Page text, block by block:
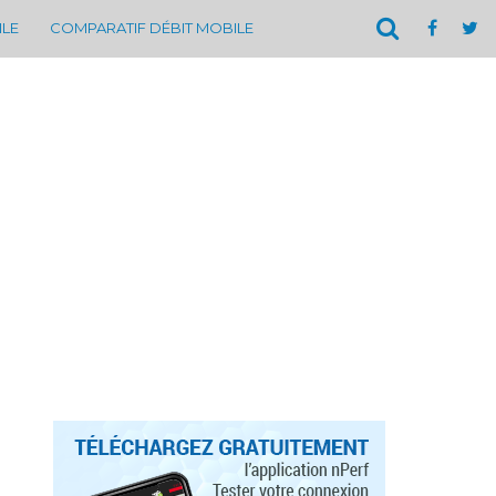
COMPARATIF DÉBIT MOBILE